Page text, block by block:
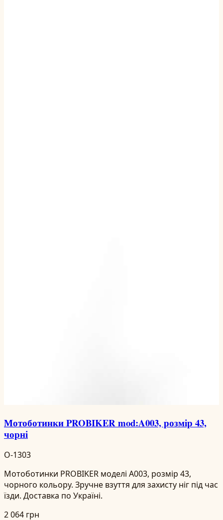
Мотоботинки PROBIKER mod:A003, розмір 43,
чорні
O-1303
Мотоботинки PROBIKER моделі A003, розмір 43,
чорного кольору. Зручне взуття для захисту ніг під час
їзди. Доставка по Україні.
2 064 грн